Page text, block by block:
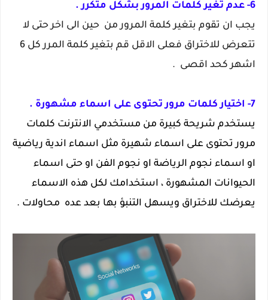
6- عدم تغير كلمات المرور بشكل متكرر .
يجب ان تقوم بتغير كلمة المرور من حين الى اخر حتى لا
تتعرض للاختراق فعلى الاقل قم بتغير كلمة المرر كل 6
اشهر كحد اقصى .
7- اختيار كلمات مرور تحتوى على اسماء مشهورة .
يستخدم شريحة كبيرة من مستخدمي الانترنت كلمات
مرور تحتوى على اسماء شهيرة مثل اسماء اندية رياضية
او اسماء نجوم الرياضة او نجوم الفن او حتى اسماء
الحيوانات المشهورة ، استخدامك لكل هذه الاسماء
يعرضك للاختراق ويسهل التنبؤ بها بعد عده محاولات .